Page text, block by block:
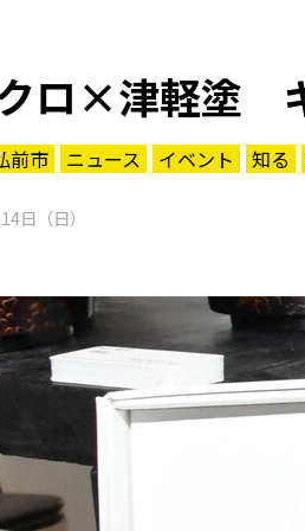
ロ×津軽塗
前市 ニュース イベント 知る
日（日）